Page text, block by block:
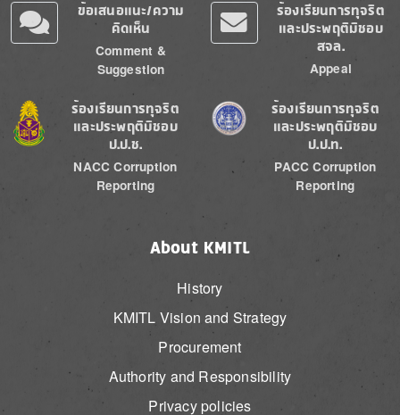
ข้อเสนอแนะ/ความ
คิดเห็น
Comment &
Suggestion
ร้องเรียนการทุจริต
และประพฤติมิชอบ
สจล.
Appeal
Image
ร้องเรียนการทุจริต
และประพฤติมิชอบ
ป.ป.ช.
NACC Corruption
Reporting
Image
ร้องเรียนการทุจริต
และประพฤติมิชอบ
ป.ป.ท.
PACC Corruption
Reporting
About KMITL
History
KMITL Vision and Strategy
Procurement
Authority and Responsibility
Privacy policies